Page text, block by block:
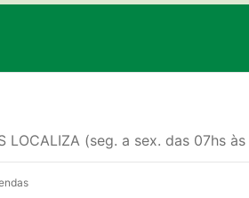
LOCALIZA (seg. a sex. das 07hs